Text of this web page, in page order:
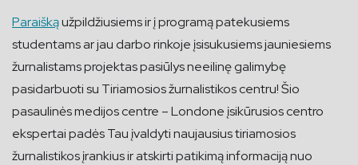
Paraiškąužpildžiusiems ir į programą patekusiems
studentams ar jau darbo rinkoje įsisukusiems jauniesiems
žurnalistams projektas pasiūlys neeilinę galimybę
pasidarbuoti su Tiriamosios žurnalistikos centru! Šio
pasaulinės medijos centre – Londone įsikūrusios centro
ekspertai padės Tau įvaldyti naujausius tiriamosios
žurnalistikos įrankius ir atskirti patikimą informaciją nuo